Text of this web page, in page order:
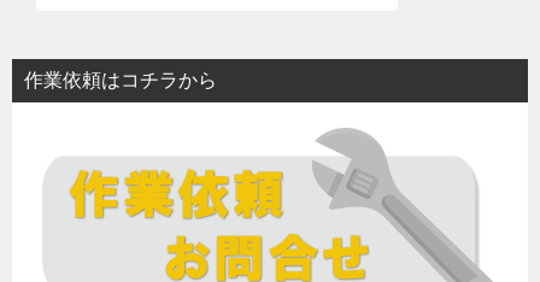
作業依頼はコチラから